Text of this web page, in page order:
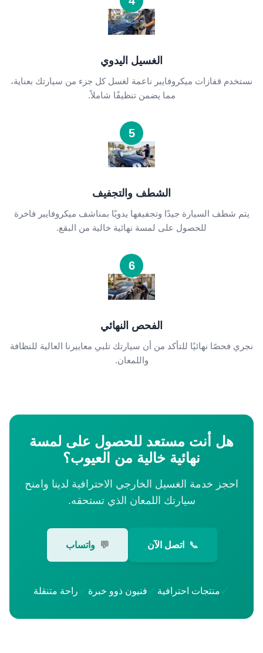
الغسيل اليدوي
نستخدم قفازات ميكروفايبر ناعمة لغسل كل جزء من سيارتك بعناية،
مما يضمن تنظيفًا شاملاً.
5
الشطف والتجفيف
يتم شطف السيارة جيدًا وتجفيفها يدويًا بمناشف ميكروفايبر فاخرة
للحصول على لمسة نهائية خالية من البقع.
6
الفحص النهائي
نجري فحصًا نهائيًا للتأكد من أن سيارتك تلبي معاييرنا العالية للنظافة
واللمعان.
هل أنت مستعد للحصول على لمسة
نهائية خالية من العيوب؟
احجز خدمة الغسيل الخارجي الاحترافية لدينا وامنح
سيارتك اللمعان الذي تستحقه.
📞 اتصل الآن 💬 واتساب
منتجات احترافية فنيون ذوو خبرة راحة متنقلة